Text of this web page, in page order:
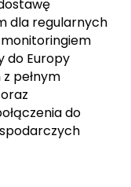
dla regularnych
do Europy
pełnym
do